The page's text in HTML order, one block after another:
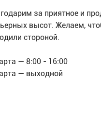
за приятное и
высот. Желаем,
стороной.
— 8:00 - 16:00
— выходной